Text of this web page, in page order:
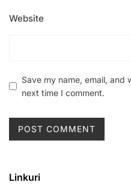
Website
Save my name, email, and
next time I comment.
Linkuri